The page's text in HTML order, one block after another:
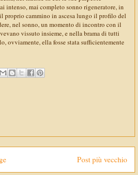
intenso, mai completo sonno rigeneratore, in
proprio cammino in ascesa lungo il profilo del
nel sonno, un momento di incontro con il
vissuto insieme, e nella brama di tutti
ovviamente, ella fosse stata sufficientemente
Post più vecchio